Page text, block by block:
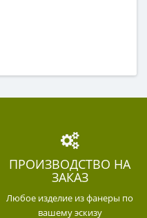
ПРОИЗВОДСТВО НА
ЗАКАЗ
Любое изделие из фанеры по
вашему эскизу